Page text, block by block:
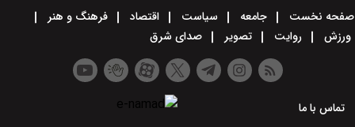
صفحه نخست جامعه سیاست اقتصاد
فرهنگ و هنر
ورزش
روایت تصویر صدای شرق
تماس با ما